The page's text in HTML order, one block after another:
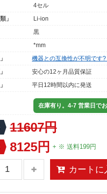
4セル
」
Li-ion
黒
*mm
機器との互換性が不明です
安心の12ヶ月品質保証
平日12時間以内に発送
在庫有り。4-7 営業日で
11607円
8125円 + ※ 送料199円
カートに